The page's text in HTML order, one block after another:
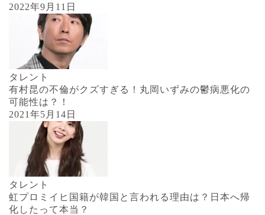
2022年9月11日
タレント
有村昆の不倫がクズすぎる！丸岡いずみの鬱病悪化の
可能性は？！
2021年5月14日
タレント
虹プロミイヒ国籍が韓国と言われる理由は？日本へ帰
化したって本当？